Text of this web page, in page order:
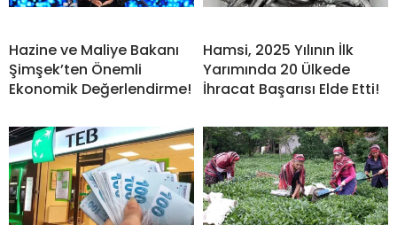
Hazine ve Maliye Bakanı
Şimşek’ten Önemli
Ekonomik Değerlendirme!
Hamsi, 2025 Yılının İlk
Yarımında 20 Ülkede
İhracat Başarısı Elde Etti!